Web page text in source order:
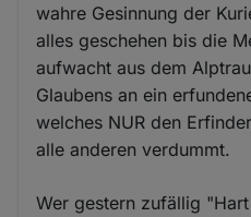
wahre Gesinnung der
alles geschehen bis die
aufwacht aus dem
Glaubens an ein
welches NUR den
alle anderen verdummt.
Wer gestern zufällig